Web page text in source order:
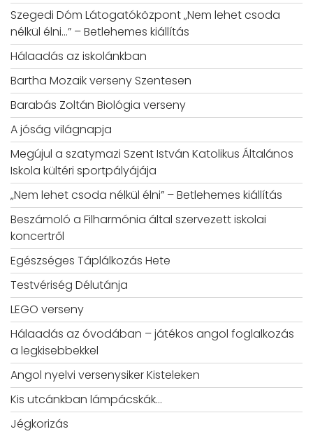
Szegedi Dóm Látogatóközpont „Nem lehet csoda
nélkül élni…” – Betlehemes kiállítás
Hálaadás az iskolánkban
Bartha Mozaik verseny Szentesen
Barabás Zoltán Biológia verseny
A jóság világnapja
Megújul a szatymazi Szent István Katolikus Általános
Iskola kültéri sportpályájája
„Nem lehet csoda nélkül élni” – Betlehemes kiállítás
Beszámoló a Filharmónia által szervezett iskolai
koncertről
Egészséges Táplálkozás Hete
Testvériség Délutánja
LEGO verseny
Hálaadás az óvodában – játékos angol foglalkozás
a legkisebbekkel
Angol nyelvi versenysiker Kisteleken
Kis utcánkban lámpácskák…
Jégkorizás